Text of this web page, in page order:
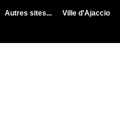
Autres sites... Ville d'Ajaccio